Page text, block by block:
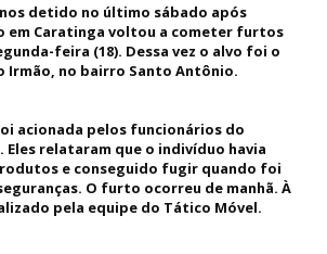
detido no último sábado após
em Caratinga voltou a cometer furtos
feira (18). Dessa vez o alvo foi o
Irmão, no bairro Santo Antônio.
acionada pelos funcionários do
relataram que o indivíduo havia
e conseguido fugir quando foi
O furto ocorreu de manhã. À
pela equipe do Tático Móvel.